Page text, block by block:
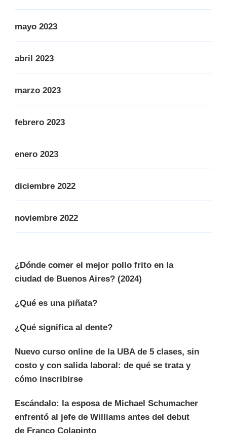
mayo 2023
abril 2023
marzo 2023
febrero 2023
enero 2023
diciembre 2022
noviembre 2022
¿Dónde comer el mejor pollo frito en la
ciudad de Buenos Aires? (2024)
¿Qué es una piñata?
¿Qué significa al dente?
Nuevo curso online de la UBA de 5 clases, sin
costo y con salida laboral: de qué se trata y
cómo inscribirse
Escándalo: la esposa de Michael Schumacher
enfrentó al jefe de Williams antes del debut
de Franco Colapinto